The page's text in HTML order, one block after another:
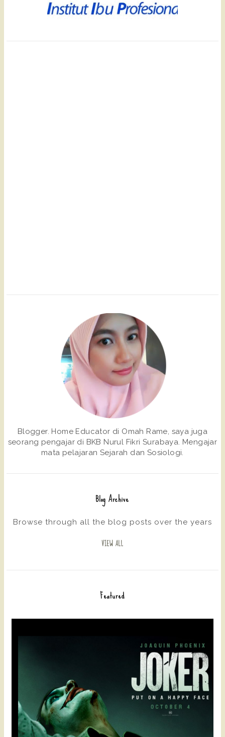
Blogger. Home Educator di Omah Rame, saya juga
seorang pengajar di BKB Nurul Fikri Surabaya. Mengajar
mata pelajaran Sejarah dan Sosiologi.
Blog Archive
Browse through all the blog posts over the years
VIEW ALL
Featured